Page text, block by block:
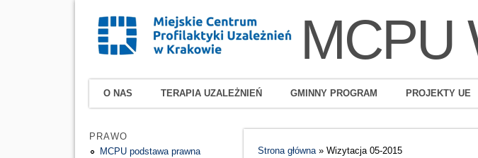
MCPU
O NAS TERAPIA UZALEŻNIEŃ GMINNY PROGRAM PROJEKTY UE
Strona główna» Wizytacja 05-2015
PRAWO
MCPU podstawa prawna